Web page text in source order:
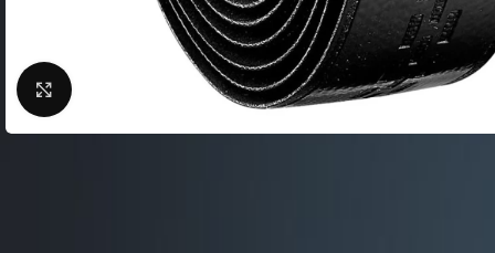
Велосипеды детские
Велосипеды женские
Велосипeды BMX
Насосы для
Велокомпьютеры
Велосумки
Защита тела
Нажмите, чтобы увеличить